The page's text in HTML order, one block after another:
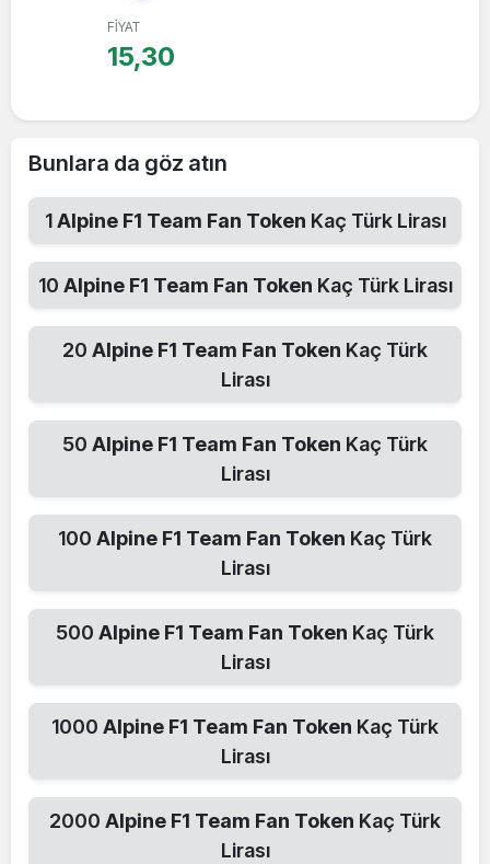
FİYAT
15,30
Bunlara da göz atın
1Alpine F1 Team Fan Token Kaç Türk Lirası
10 Alpine F1 Team Fan Token Kaç Türk Lirası
20 Alpine F1 Team Fan Token Kaç Türk
Lirası
50 Alpine F1 Team Fan Token Kaç Türk
Lirası
100 Alpine F1 Team Fan Token Kaç Türk
Lirası
500 Alpine F1 Team Fan Token Kaç Türk
Lirası
1000 Alpine F1 Team Fan Token Kaç Türk
Lirası
2000 Alpine F1 Team Fan Token Kaç Türk
Lirası